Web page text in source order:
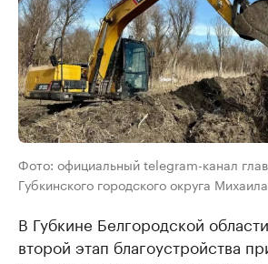
Фото: официальный telegram-канал
Губкинского городского округа
В Губкине Белгородской
второй этап благоустройства